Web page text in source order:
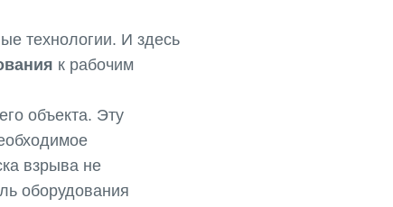
технологии. И здесь
к рабочим
объекта. Эту
взрыва не
оборудования